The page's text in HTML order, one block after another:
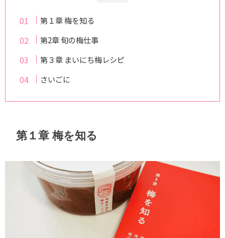
第１章 梅を知る
第2章 旬の梅仕事
第３章 まいにち梅レシピ
さいごに
第１章 梅を知る